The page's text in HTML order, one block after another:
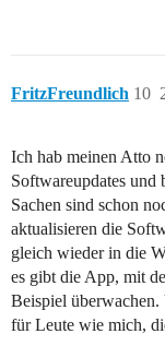
FritzFreundlich 10
Ich hab meinen Atto
Softwareupdates und
Sachen sind schon
aktualisieren die
gleich wieder in die
es gibt die App, mit
Beispiel
für Leute wie mich,